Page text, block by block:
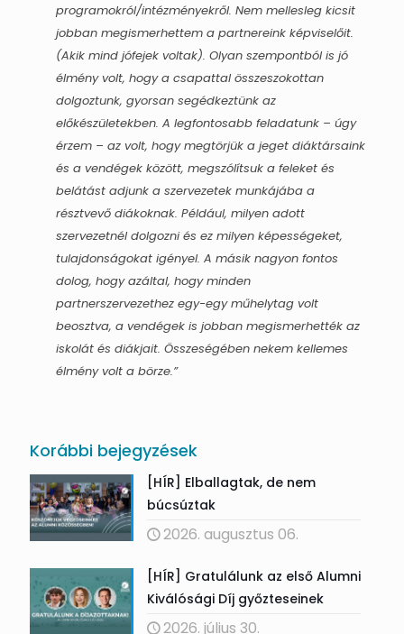
programokról/intézményekről. Nem mellesleg kicsit
jobban megismerhettem a partnereink képviselőit.
(Akik mind jófejek voltak). Olyan szempontból is jó
élmény volt, hogy a csapattal összeszokottan
dolgoztunk, gyorsan segédkeztünk az
előkészületekben. A legfontosabb feladatunk – úgy
érzem – az volt, hogy megtörjük a jeget diáktársaink
és a vendégek között, megszólítsuk a feleket és
belátást adjunk a szervezetek munkájába a
résztvevő diákoknak. Például, milyen adott
szervezetnél dolgozni és ez milyen képességeket,
tulajdonságokat igényel. A másik nagyon fontos
dolog, hogy azáltal, hogy minden
partnerszervezethez egy-egy műhelytag volt
beosztva, a vendégek is jobban megismerhették az
iskolát és diákjait. Összeségében nekem kellemes
élmény volt a börze.”
Korábbi bejegyzések
[HÍR] Elballagtak, de nem
búcsúztak
2026. augusztus 06.
[HÍR] Gratulálunk az első Alumni
Kiválósági Díj győzteseinek
2026. július 30.